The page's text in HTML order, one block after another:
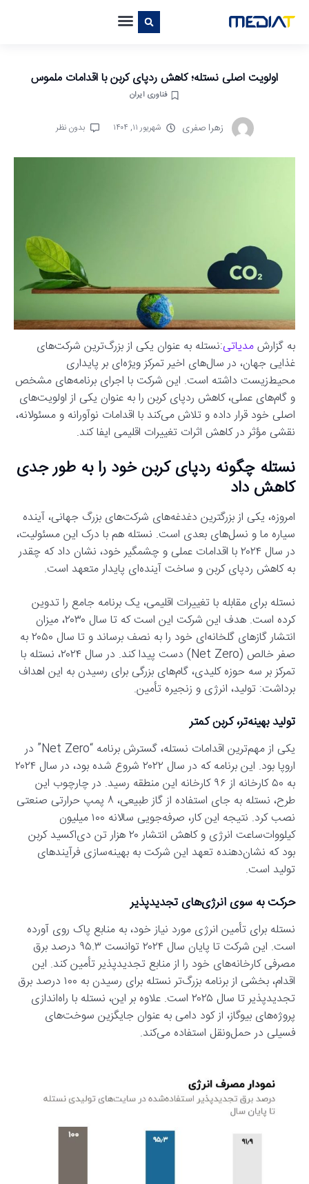
اولویت اصلی نستله؛ کاهش ردپای کربن با اقدامات ملموس
فناوری ایران
زهرا صفری شهریور ۱۱, ۱۴۰۴ بدون نظر
به گزارشمدیاتی:نستله به عنوان یکی از بزرگ‌ترین شرکت‌های
غذایی جهان، در سال‌های اخیر تمرکز ویژه‌ای بر پایداری
محیط‌زیست داشته است. این شرکت با اجرای برنامه‌های مشخص
و گام‌های عملی، کاهش ردپای کربن را به عنوان یکی از اولویت‌های
اصلی خود قرار داده و تلاش می‌کند با اقدامات نوآورانه و مسئولانه،
نقشی مؤثر در کاهش اثرات تغییرات اقلیمی ایفا کند.
نستله چگونه ردپای کربن خود را به طور جدی
کاهش داد
امروزه، یکی از بزرگترین دغدغه‌های شرکت‌های بزرگ جهانی، آینده
سیاره ما و نسل‌های بعدی است. نستله هم با درک این مسئولیت،
در سال ۲۰۲۴ با اقدامات عملی و چشمگیر خود، نشان داد که چقدر
به کاهش ردپای کربن و ساخت آینده‌ای پایدار متعهد است.
نستله برای مقابله با تغییرات اقلیمی، یک برنامه جامع را تدوین
کرده است. هدف این شرکت این است که تا سال ۲۰۳۰، میزان
انتشار گازهای گلخانه‌ای خود را به نصف برساند و تا سال ۲۰۵۰ به
صفر خالص (Net Zero) دست پیدا کند. در سال ۲۰۲۴، نستله با
تمرکز بر سه حوزه کلیدی، گام‌های بزرگی برای رسیدن به این اهداف
برداشت: تولید، انرژی و زنجیره تأمین.
تولید بهینه‌تر، کربن کمتر
یکی از مهم‌ترین اقدامات نستله، گسترش برنامه “Net Zero” در
اروپا بود. این برنامه که در سال ۲۰۲۲ شروع شده بود، در سال ۲۰۲۴
به ۵۰ کارخانه از ۹۶ کارخانه این منطقه رسید. در چارچوب این
طرح، نستله به جای استفاده از گاز طبیعی، ۸ پمپ حرارتی صنعتی
نصب کرد. نتیجه این کار، صرفه‌جویی سالانه ۱۰۰ میلیون
کیلووات‌ساعت انرژی و کاهش انتشار ۲۰ هزار تن دی‌اکسید کربن
بود که نشان‌دهنده تعهد این شرکت به بهینه‌سازی فرآیندهای
تولید است.
حرکت به سوی انرژی‌های تجدیدپذیر
نستله برای تأمین انرژی مورد نیاز خود، به منابع پاک روی آورده
است. این شرکت تا پایان سال ۲۰۲۴ توانست ۹۵.۳ درصد برق
مصرفی کارخانه‌های خود را از منابع تجدیدپذیر تأمین کند. این
اقدام، بخشی از برنامه بزرگ‌تر نستله برای رسیدن به ۱۰۰ درصد برق
تجدیدپذیر تا سال ۲۰۲۵ است. علاوه بر این، نستله با راه‌اندازی
پروژه‌های بیوگاز، از کود دامی به عنوان جایگزین سوخت‌های
فسیلی در حمل‌ونقل استفاده می‌کند.